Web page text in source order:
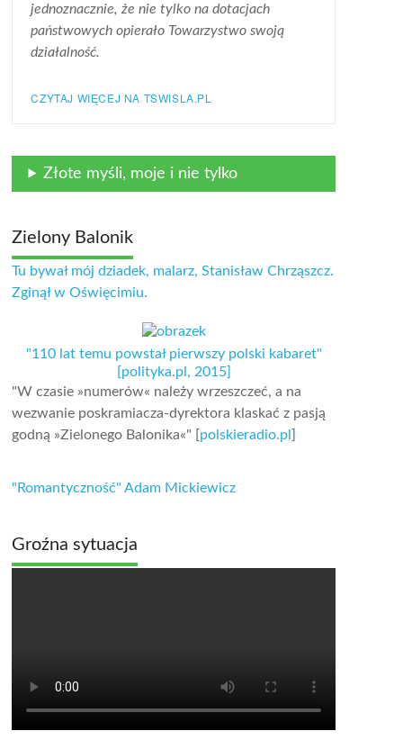
jednoznacznie, że nie tylko na dotacjach
państwowych opierało Towarzystwo swoją
działalność.
CZYTAJ WIĘCEJ NA TSWISLA.PL
Złote myśli, moje i nie tylko
Zielony Balonik
Tu bywał mój dziadek, malarz, Stanisław Chrząszcz.
Zginął w Oświęcimiu.
"110 lat temu powstał pierwszy polski kabaret"
[polityka.pl, 2015]
"W czasie »numerów« należy wrzeszczeć, a na
wezwanie poskramiacza-dyrektora klaskać z pasją
godną »Zielonego Balonika«" [ polskieradio.pl
"Romantyczność" Adam Mickiewicz
Groźna sytuacja